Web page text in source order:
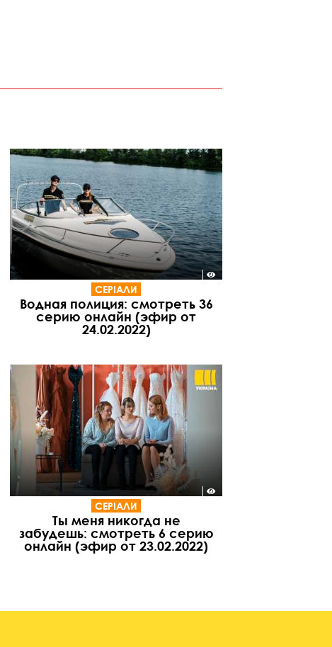
СЕРІАЛИ
Водная полиция: смотреть 36
серию онлайн (эфир от
24.02.2022)
СЕРІАЛИ
Ты меня никогда не
забудешь: смотреть 6 серию
онлайн (эфир от 23.02.2022)